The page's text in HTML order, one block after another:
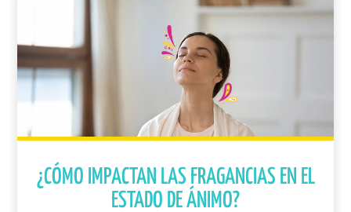
¿CÓMO IMPACTAN LAS FRAGANCIAS EN EL
ESTADO DE ÁNIMO?